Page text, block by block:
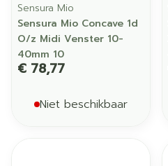
Sensura Mio
Sensura Mio Concave 1d
O/z Midi Venster 10-
40mm 10
€ 78,77
Niet beschikbaar